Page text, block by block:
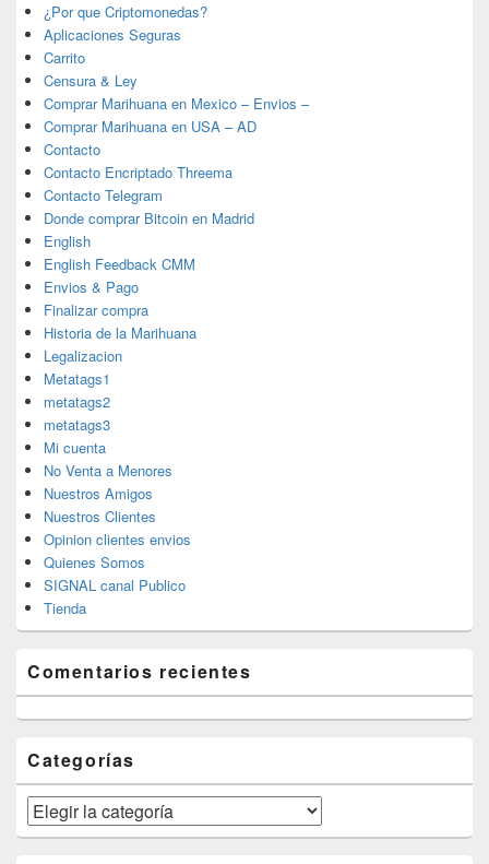
¿Por que Criptomonedas?
Aplicaciones Seguras
Carrito
Censura & Ley
Comprar Marihuana en Mexico – Envios –
Comprar Marihuana en USA – AD
Contacto
Contacto Encriptado Threema
Contacto Telegram
Donde comprar Bitcoin en Madrid
English
English Feedback CMM
Envios & Pago
Finalizar compra
Historia de la Marihuana
Legalizacion
Metatags1
metatags2
metatags3
Mi cuenta
No Venta a Menores
Nuestros Amigos
Nuestros Clientes
Opinion clientes envios
Quienes Somos
SIGNAL canal Publico
Tienda
Comentarios recientes
Categorías
Categorías